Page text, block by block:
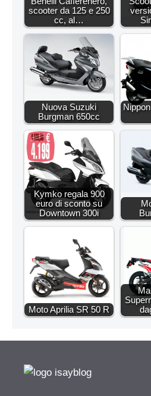
scooter da 125 e 250
cc, al…
Nuova Suzuki
Burgman 650cc
Kymko regala 900
euro di sconto su
Downtown 300i
Moto Aprilia SR 50 R